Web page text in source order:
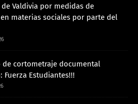
Valdivia por medidas de
materias sociales por parte del
de cortometraje documental
Fuerza Estudiantes!!!